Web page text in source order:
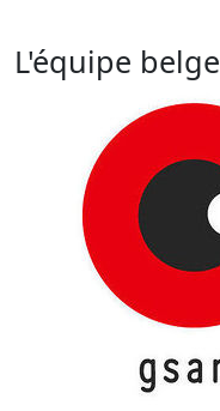
L'équipe belge